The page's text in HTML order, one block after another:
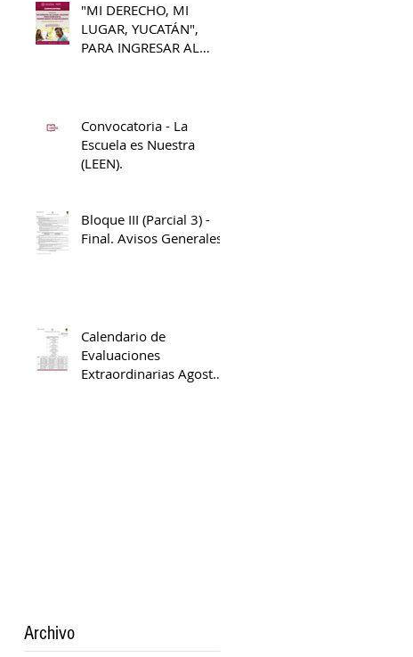
"MI DERECHO, MI
LUGAR, YUCATÁN",
PARA INGRESAR AL
Convocatoria - La
Escuela es Nuestra
(LEEN).
Bloque III (Parcial 3) -
Final. Avisos Generales
Calendario de
Evaluaciones
Extraordinarias Agosto
Archivo